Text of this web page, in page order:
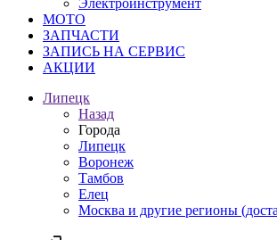
Электроинструмент
МОТО
ЗАПЧАСТИ
ЗАПИСЬ НА СЕРВИС
АКЦИИ
Липецк
Назад
Города
Липецк
Воронеж
Тамбов
Елец
Москва и другие регионы